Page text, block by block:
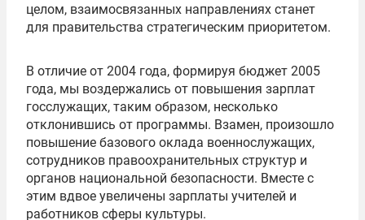
целом, взаимосвязанных направлениях станет
для правительства стратегическим приоритетом.
В отличие от 2004 года, формируя бюджет 2005
года, мы воздержались от повышения зарплат
госслужащих, таким образом, несколько
отклонившись от программы. Взамен, произошло
повышение базового оклада военнослужащих,
сотрудников правоохранительных структур и
органов национальной безопасности. Вместе с
этим вдвое увеличены зарплаты учителей и
работников сферы культуры.